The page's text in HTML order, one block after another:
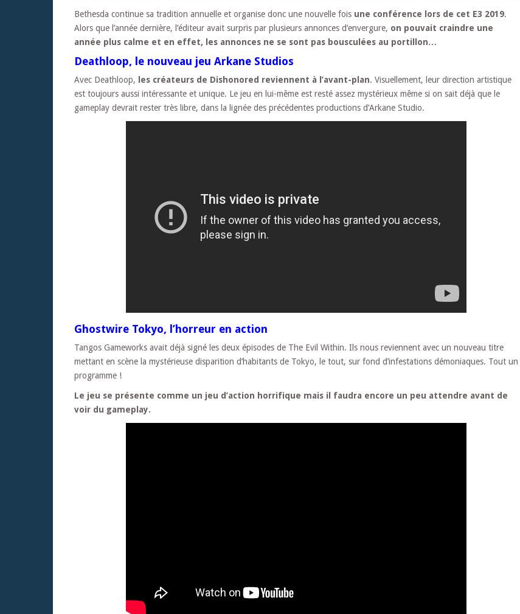
Bethesda continue sa tradition annuelle et organise donc une nouvelle fois une conférence lors de cet E3 2019.
Alors que l’année dernière, l’éditeur avait surpris par plusieurs annonces d’envergure, on pouvait craindre une
année plus calme et en effet, les annonces ne se sont pas bousculées au portillon…
Deathloop, le nouveau jeu Arkane Studios
Avec Deathloop, les créateurs de Dishonored reviennent à l’avant-plan. Visuellement, leur direction artistique
est toujours aussi intéressante et unique. Le jeu en lui-même est resté assez mystérieux même si on sait déjà que le
gameplay devrait rester très libre, dans la lignée des précédentes productions d’Arkane Studio.
Ghostwire Tokyo, l’horreur en action
Tangos Gameworks avait déjà signé les deux épisodes de The Evil Within. Ils nous reviennent avec un nouveau titre
mettant en scène la mystérieuse disparition d’habitants de Tokyo, le tout, sur fond d’infestations démoniaques. Tout un
programme !
Le jeu se présente comme un jeu d’action horrifique mais il faudra encore un peu attendre avant de
voir du gameplay.